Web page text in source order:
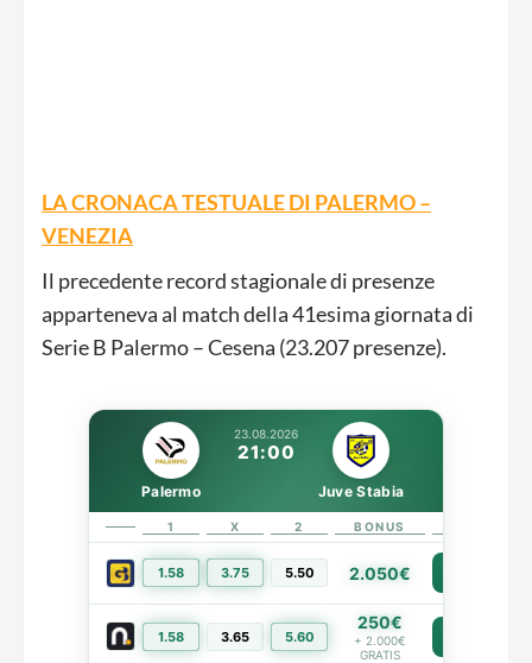
LA CRONACA TESTUALE DI PALERMO –
VENEZIA
Il precedente record stagionale di presenze
apparteneva al match della 41esima giornata di
Serie B Palermo – Cesena (23.207 presenze).
23.08.2026
21:00
Palermo Juve Stabia
1 X 2 BONUS
1.58 3.75 5.50 2.050€
1.58 3.65 5.60
250€
+ 2.000€
GRATIS